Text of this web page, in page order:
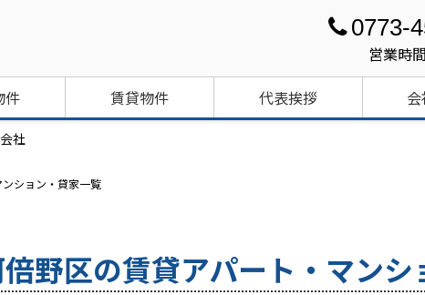
0773-
営業時
件 賃貸物件 代表挨拶
社
ション・貸家一覧
野区の賃貸アパート・マンシ